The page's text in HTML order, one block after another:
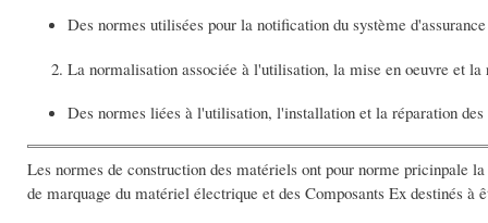
Des normes utilisées pour la notification du système
La normalisation associée à l'utilisation, la mise en oeuvre et
Des normes liées à l'utilisation, l'installation et la réparation
Les normes de construction des matériels ont pour norme pricinpale
de marquage du matériel électrique et des Composants Ex destinés à